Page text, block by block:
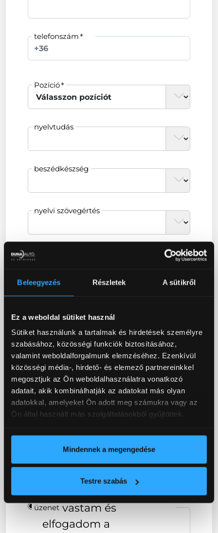
Beleegyezés Részletek A sütikről
Ez a weboldal sütiket használ
Sütiket használunk a tartalmak és hirdetések személyre
szabásához, közösségi funkciók biztosításához,
valamint weboldalforgalmunk elemzéséhez. Ezenkívül
közösségi média-, hirdető- és elemező partnereinkkel
megosztjuk az Ön weboldalhasználatra vonatkozó
adatait, akik kombinálhatják az adatokat más olyan
adatokkal, amelyeket Ön adott meg számukra vagy az
Ön által használt más szolgáltatásokból gyűjtöttek.
Mindennek a megengedése
Testre szabás
Elolvastam és
elfogadom a
telefonszám
Pozíció
nyelvtudás
beszédkészség
nyelvi szövegértés
nyelvi íráskészség
nyelvvizsga szintje
nyelvvizsga típusa
bruttó bérigény
CV csatolása
Motivációs levél csatolása
üzenet